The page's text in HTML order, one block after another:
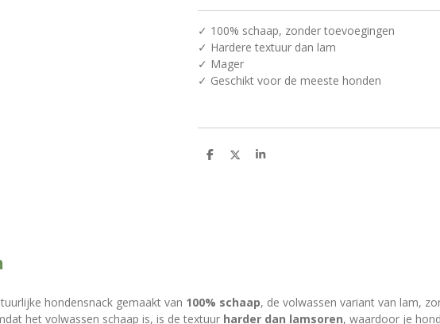
✓ 100% schaap, zonder toevoegingen
✓ Hardere textuur dan lam
✓ Mager
✓ Geschikt voor de meeste honden
D
D
S
hondensnack gemaakt van 100% schaap, de volwassen variant van lam,
het volwassen schaap is, is de textuur harder dan lamsoren, waardoor je